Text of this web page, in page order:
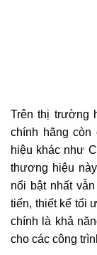
Trên thị trường
chính hãng còn
hiệu khác như
thương hiệu
nổi bật nhất
tiến, thiết kế tối
chính là khả
cho các công